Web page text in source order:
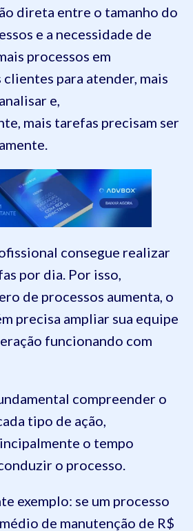
direta entre o tamanho do
e a necessidade de
processos em
clientes para atender, mais
e,
mais tarefas precisam ser
consegue realizar
por dia. Por isso,
de processos aumenta, o
precisa ampliar sua equipe
funcionando com
compreender o
tipo de ação,
o tempo
o processo.
exemplo: se um processo
de manutenção de R$